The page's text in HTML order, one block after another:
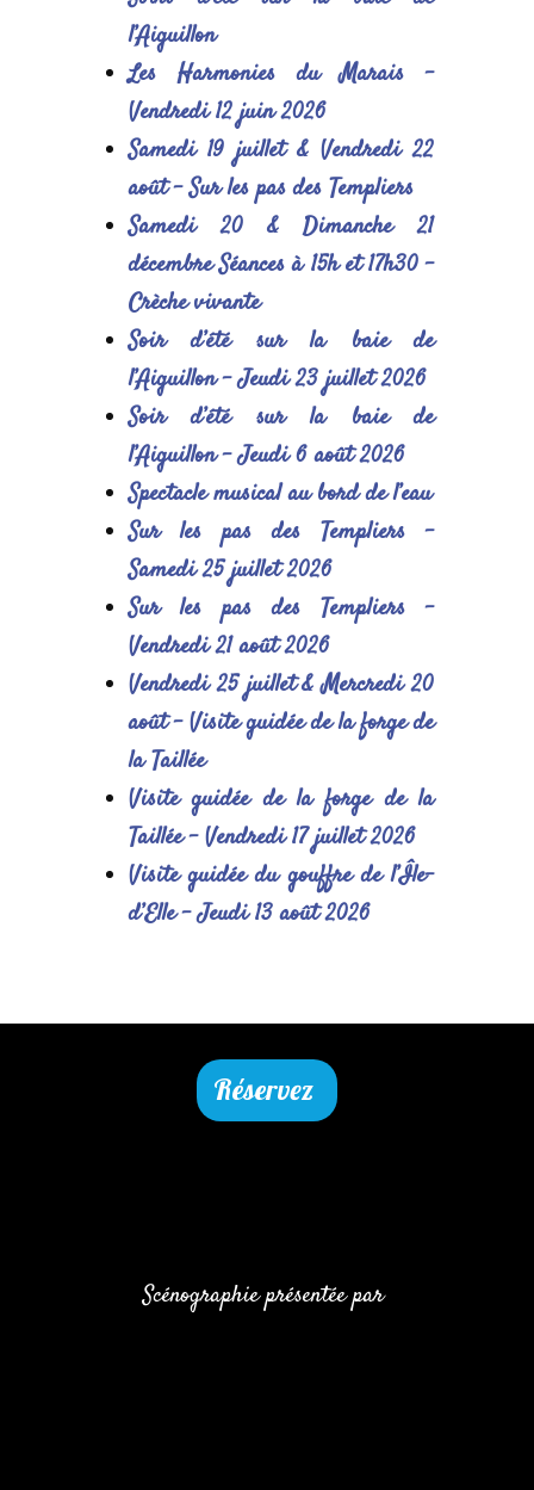
l’Aiguillon
Les Harmonies du Marais –
Vendredi 12 juin 2026
Samedi 19 juillet & Vendredi 22
août – Sur les pas des Templiers
Samedi 20 & Dimanche 21
décembre Séances à 15h et 17h30 –
Crèche vivante
Soir d’été sur la baie de
l’Aiguillon – Jeudi 23 juillet 2026
Soir d’été sur la baie de
l’Aiguillon – Jeudi 6 août 2026
Spectacle musical au bord de l’eau
Sur les pas des Templiers –
Samedi 25 juillet 2026
Sur les pas des Templiers –
Vendredi 21 août 2026
Vendredi 25 juillet & Mercredi 20
août – Visite guidée de la forge de
la Taillée
Visite guidée de la forge de la
Taillée – Vendredi 17 juillet 2026
Visite guidée du gouffre de l’Île-
d’Elle – Jeudi 13 août 2026
Réservez
Scénographie présentée par